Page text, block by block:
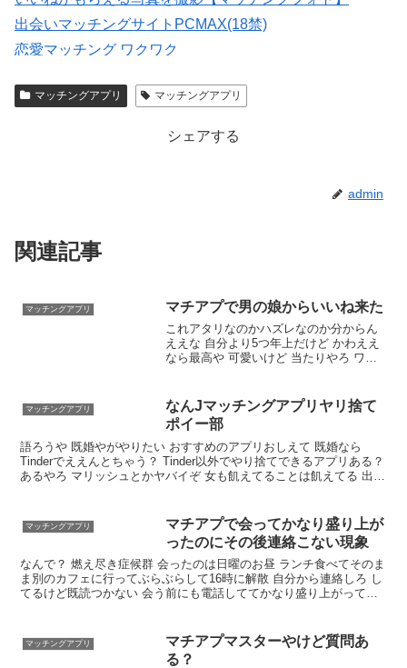
出会いマッチングサイトPCMAX(18禁)
恋愛マッチング ワクワク
集/R18
マッチングアプリ マッチングアプリ
シェアする
admin
関連記事
マッチングアプリ マチアプで男の娘からいいね来た
これアタリなのかハズレなのか分からん
ええな 自分より5つ年上だけど かわええ
なら最高や 可愛いけど 当たりやろ ワイ
自分には扱えなさそうだけどな ワイはふ
たなりが好きやねん
マッチングアプリ
なんJマッチングアプリヤリ捨て
ポイー部
語ろうや 既婚やがやりたい おすすめのアプリおしえて 既婚なら
Tinderでええんとちゃう？ Tinder以外でやり捨てできるアプリある？
あるやろ マリッシュとかヤバイぞ 女も飢えてることは飢えてる 出会
マッチングアプリ
マチアプで会ってかなり盛り上が
ったのにその後連絡こない現象
なんで？ 燃え尽き症候群 会ったのは日曜のお昼 ランチ食べてそのま
ま別のカフェに行ってぶらぶらして16時に解散 自分から連絡しろ し
てるけど既読つかない 会う前にも電話しててかなり盛り上がってた
マッチングアプリ
マチアプマスターやけど質問あ
る？